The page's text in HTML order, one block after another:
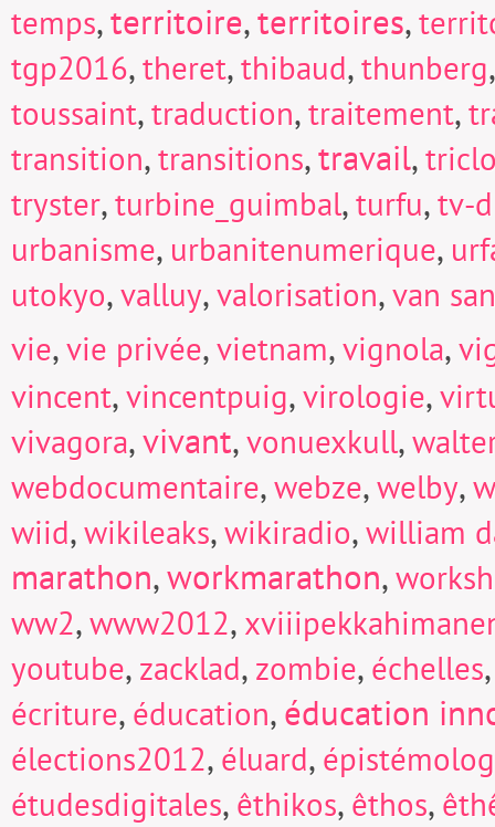
temps,territoire,territoires,
tgp2016,theret,thibaud,thunberg
toussaint,traduction,traitement,
transition,transitions,travail,
tryster,turbine_guimbal,turfu,tv-
urbanisme, urbanitenumerique,
utokyo,valluy,valorisation,van
vie,vie privée,vietnam,vignola,
vincent,vincentpuig,virologie,
vivagora,vivant,vonuexkull,
webdocumentaire,webze,welby,
wiid,wikileaks,wikiradio,william
marathon,workmarathon,
ww2,www2012,
youtube, zacklad, zombie, échelles
écriture, éducation,éducation
élections2012, éluard,
étudesdigitales, êthikos, êthos,